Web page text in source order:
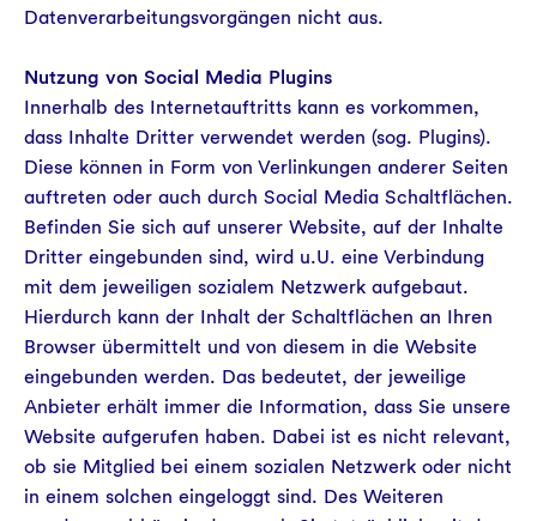
Datenverarbeitungsvorgängen nicht aus.
Nutzung von Social Media Plugins
Innerhalb des Internetauftritts kann es vorkommen,
dass Inhalte Dritter verwendet werden (sog. Plugins).
Diese können in Form von Verlinkungen anderer Seiten
auftreten oder auch durch Social Media Schaltflächen.
Befinden Sie sich auf unserer Website, auf der Inhalte
Dritter eingebunden sind, wird u.U. eine Verbindung
mit dem jeweiligen sozialem Netzwerk aufgebaut.
Hierdurch kann der Inhalt der Schaltflächen an Ihren
Browser übermittelt und von diesem in die Website
eingebunden werden. Das bedeutet, der jeweilige
Anbieter erhält immer die Information, dass Sie unsere
Website aufgerufen haben. Dabei ist es nicht relevant,
ob sie Mitglied bei einem sozialen Netzwerk oder nicht
in einem solchen eingeloggt sind. Des Weiteren